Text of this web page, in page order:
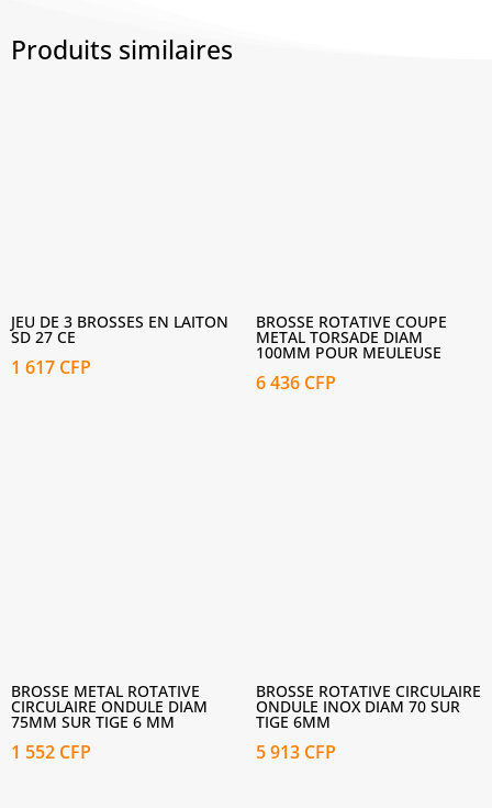
Produits similaires
JEU DE 3 BROSSES EN LAITON
SD 27 CE
1 617 CFP
BROSSE ROTATIVE COUPE
METAL TORSADE DIAM
100MM POUR MEULEUSE
6 436 CFP
BROSSE METAL ROTATIVE
CIRCULAIRE ONDULE DIAM
75MM SUR TIGE 6 MM
1 552 CFP
BROSSE ROTATIVE CIRCULAIRE
ONDULE INOX DIAM 70 SUR
TIGE 6MM
5 913 CFP